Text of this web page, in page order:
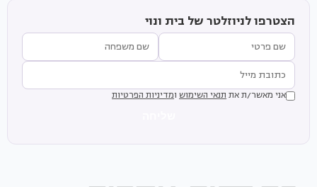
הצטרפו לניוזלטר של בית ונוי
אני מאשר/ת את תנאי השימוש ומדיניות הפרטיות